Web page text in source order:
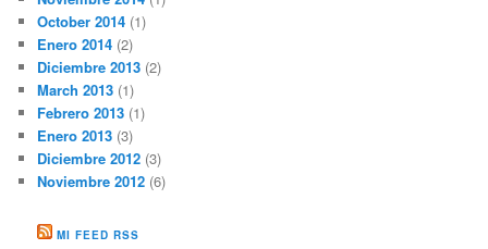
October 2014 (1)
Enero 2014 (2)
Diciembre 2013 (2)
March 2013 (1)
Febrero 2013 (1)
Enero 2013 (3)
Diciembre 2012 (3)
Noviembre 2012 (6)
MI FEED RSS